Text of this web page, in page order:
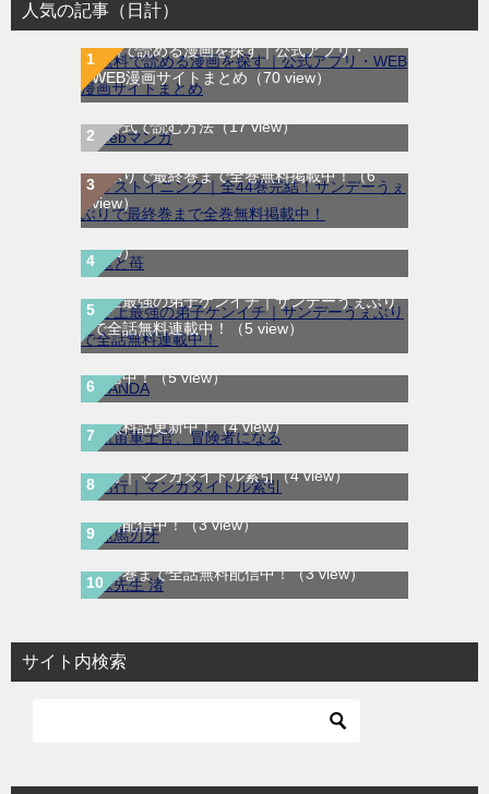
人気の記事（日計）
無料で読める漫画を探す｜公式アプリ・
WEB漫画サイトまとめ （70 view）
WEB漫画サイト一覧｜ブラウザで無料漫画
を公式で読む方法（17 view）
ラストイニング｜全44巻完結！サンデーう
ぇぶりで最終巻まで全巻無料掲載中！（6
view）
龍と苺｜最新刊第4巻！全巻無料で読める公
式マンガアプリ＿サンデーうぇぶり（6
view）
史上最強の弟子ケンイチ｜サンデーうぇぶり
で全話無料連載中！
（5 view）
SANDA｜最新刊第3巻！マンガBANGで無料
配信中！（5 view）
航宙軍士官、冒険者になる｜最新刊第6巻！
第5巻まで無料で読めるマンガアプリ！※順
次無料話更新中！（4 view）
あ行｜マンガタイトル索引（4 view）
範馬刃牙｜全37巻完結！全話無料で読める
マンガプリ！マンガBANGで最終巻まで全話
無料配信中！（3 view）
妹先生 渚｜全5巻完結！サンデーうぇぶりで
最終巻まで全話無料配信中！（3 view）
サイト内検索